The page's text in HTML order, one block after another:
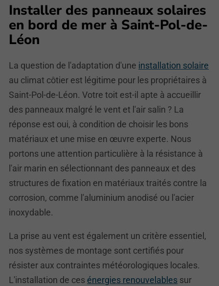
Installer des panneaux solaires
en bord de mer à Saint-Pol-de-
Léon
La question de l'adaptation d'une installation solaire
au climat côtier est légitime pour les propriétaires à
Saint-Pol-de-Léon. Votre toit est-il apte à accueillir
des panneaux malgré le vent et l'air salin ? La
réponse est oui, à condition de choisir les bons
matériaux et une mise en œuvre experte. Nous
portons une attention particulière à la résistance à
l'air marin en sélectionnant des panneaux et des
structures de fixation en matériaux traités contre la
corrosion, comme l'aluminium anodisé ou l'acier
inoxydable.
La prise au vent est également un critère essentiel,
nos systèmes de montage sont certifiés pour
résister aux contraintes météorologiques locales.
L'installation de ces énergies renouvelables sur